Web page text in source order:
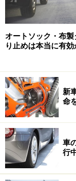
ところが、社外
センターホール
オートソック・布
り止めは本当に有効
新
命
車
行